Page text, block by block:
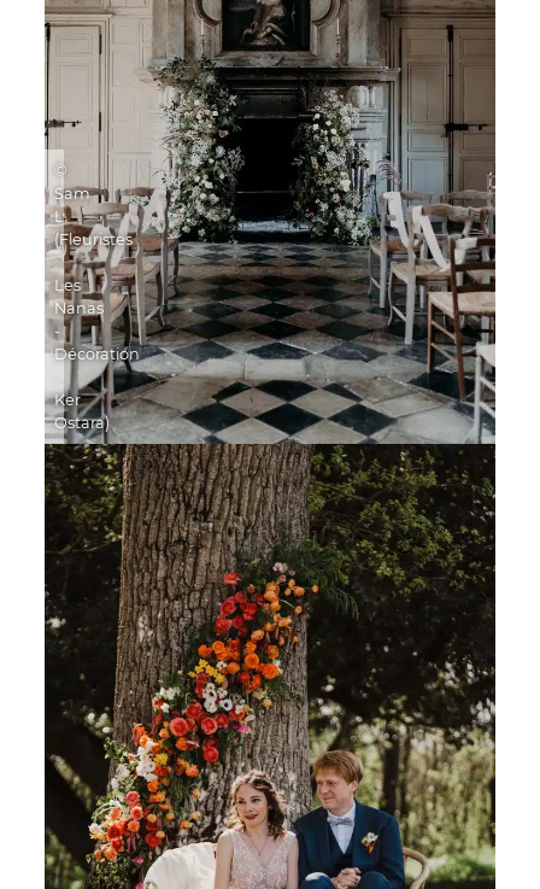
©
Sam
L.
(Fleuristes
:
Les
Nanas
-
Décoration
:
Ker
Ostara)